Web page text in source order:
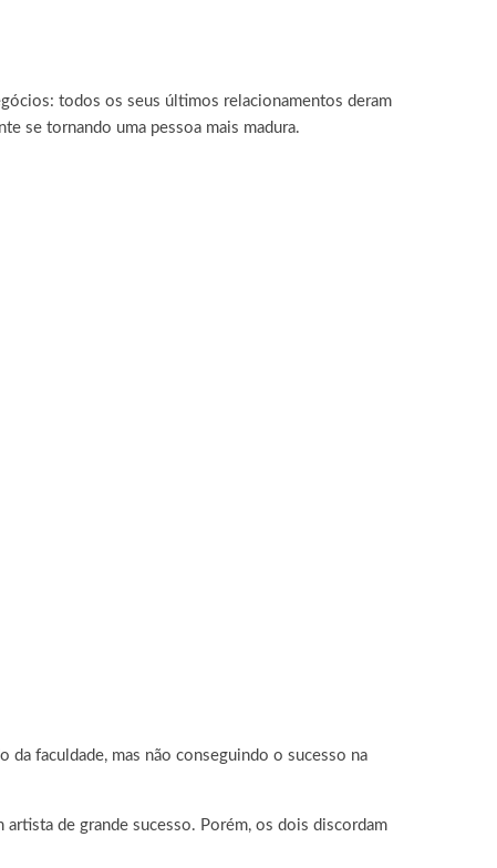
todos os seus últimos relacionamentos deram
se tornando uma pessoa mais madura.
da faculdade, mas não conseguindo o sucesso na
de grande sucesso. Porém, os dois discordam